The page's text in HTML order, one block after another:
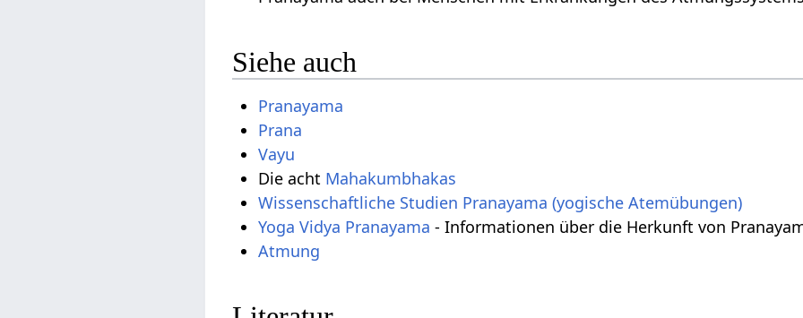
Siehe auch
Pranayama
Prana
Vayu
Die acht Mahakumbhakas
Wissenschaftliche Studien Pranayama (yogische Atemübungen)
Yoga Vidya Pranayama - Informationen über die Herkunft von
Atmung